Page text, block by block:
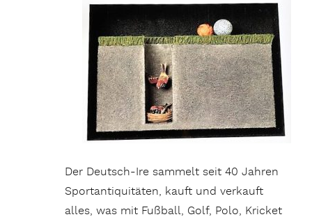
Der Deutsch-Ire sammelt seit 40 Jahren
Sportantiquitäten, kauft und verkauft
alles, was mit Fußball, Golf, Polo, Kricket